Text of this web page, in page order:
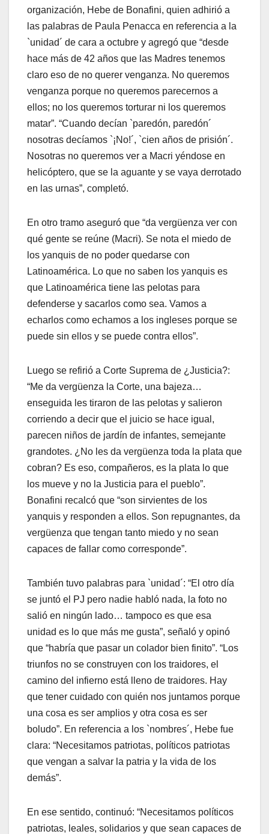
organización, Hebe de Bonafini, quien adhirió a
las palabras de Paula Penacca en referencia a la
`unidad´ de cara a octubre y agregó que “desde
hace más de 42 años que las Madres tenemos
claro eso de no querer venganza. No queremos
venganza porque no queremos parecernos a
ellos; no los queremos torturar ni los queremos
matar”. “Cuando decían `paredón, paredón´
nosotras decíamos `¡No!´, `cien años de prisión´.
Nosotras no queremos ver a Macri yéndose en
helicóptero, que se la aguante y se vaya derrotado
en las urnas”, completó.
En otro tramo aseguró que “da vergüenza ver con
qué gente se reúne (Macri). Se nota el miedo de
los yanquis de no poder quedarse con
Latinoamérica. Lo que no saben los yanquis es
que Latinoamérica tiene las pelotas para
defenderse y sacarlos como sea. Vamos a
echarlos como echamos a los ingleses porque se
puede sin ellos y se puede contra ellos”.
Luego se refirió a Corte Suprema de ¿Justicia?:
“Me da vergüenza la Corte, una bajeza…
enseguida les tiraron de las pelotas y salieron
corriendo a decir que el juicio se hace igual,
parecen niños de jardín de infantes, semejante
grandotes. ¿No les da vergüenza toda la plata que
cobran? Es eso, compañeros, es la plata lo que
los mueve y no la Justicia para el pueblo”.
Bonafini recalcó que “son sirvientes de los
yanquis y responden a ellos. Son repugnantes, da
vergüenza que tengan tanto miedo y no sean
capaces de fallar como corresponde”.
También tuvo palabras para `unidad´: “El otro día
se juntó el PJ pero nadie habló nada, la foto no
salió en ningún lado… tampoco es que esa
unidad es lo que más me gusta”, señaló y opinó
que “habría que pasar un colador bien finito”. “Los
triunfos no se construyen con los traidores, el
camino del infierno está lleno de traidores. Hay
que tener cuidado con quién nos juntamos porque
una cosa es ser amplios y otra cosa es ser
boludo”. En referencia a los `nombres´, Hebe fue
clara: “Necesitamos patriotas, políticos patriotas
que vengan a salvar la patria y la vida de los
demás”.
En ese sentido, continuó: “Necesitamos políticos
patriotas, leales, solidarios y que sean capaces de